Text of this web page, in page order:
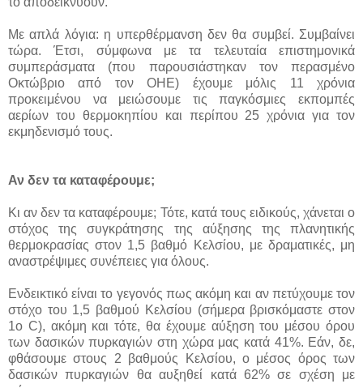
Με απλά λόγια: η υπερθέρμανση δεν θα συμβεί. Συμβαίνει
τώρα. Έτσι, σύμφωνα με τα τελευταία επιστημονικά
συμπεράσματα (που παρουσιάστηκαν τον περασμένο
Οκτώβριο από τον ΟΗΕ) έχουμε μόλις 11 χρόνια
προκειμένου να μειώσουμε τις παγκόσμιες εκπομπές
αερίων του θερμοκηπίου και περίπου 25 χρόνια για τον
εκμηδενισμό τους.
Αν δεν τα καταφέρουμε;
Κι αν δεν τα καταφέρουμε; Τότε, κατά τους ειδικούς, χάνεται ο
στόχος της συγκράτησης της αύξησης της πλανητικής
θερμοκρασίας στον 1,5 βαθμό Κελσίου, με δραματικές, μη
αναστρέψιμες συνέπειες για όλους.
Ενδεικτικό είναι το γεγονός πως ακόμη και αν πετύχουμε τον
στόχο του 1,5 βαθμού Κελσίου (σήμερα βρισκόμαστε στον
1ο C), ακόμη και τότε, θα έχουμε αύξηση του μέσου όρου
των δασικών πυρκαγιών στη χώρα μας κατά 41%. Εάν, δε,
φθάσουμε στους 2 βαθμούς Κελσίου, ο μέσος όρος των
δασικών πυρκαγιών θα αυξηθεί κατά 62% σε σχέση με